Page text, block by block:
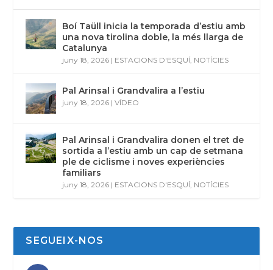
Boí Taüll inicia la temporada d’estiu amb
una nova tirolina doble, la més llarga de
Catalunya
juny 18, 2026 | ESTACIONS D'ESQUÍ, NOTÍCIES
Pal Arinsal i Grandvalira a l’estiu
juny 18, 2026 |VÍDEO
Pal Arinsal i Grandvalira donen el tret de
sortida a l’estiu amb un cap de setmana
ple de ciclisme i noves experiències
familiars
juny 18, 2026 | ESTACIONS D'ESQUÍ, NOTÍCIES
SEGUEIX-NOS